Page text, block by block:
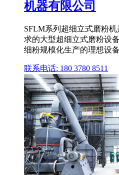
机器有限公司
SFLM系列超细立式磨粉
求的大型超细立式磨粉设
细粉规模化生产的理想设
联系电话: 180 3780 8511